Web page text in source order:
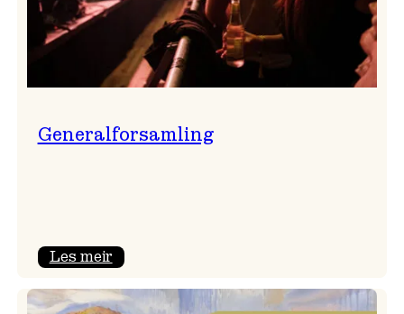
Generalforsamling
Les meir: